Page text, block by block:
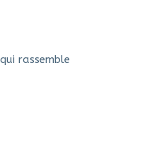
rassemble